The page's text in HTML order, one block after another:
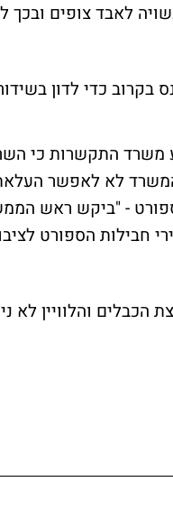
לאבד צופים ובכך
בקרוב כדי לדון
משרד התקשרות כי
לא לאפשר העלאת
- "ביקש ראש
הספורט
הכבלים והלוויין לא